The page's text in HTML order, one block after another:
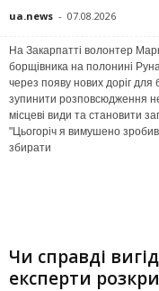
ua.news - 07.08.2026
На Закарпатті волонтер
борщівника на полонині
через появу нових доріг для
зупинити розповсюдження
місцеві види та становити
"Цьогоріч я вимушено
збирати
Чи справді
експерти